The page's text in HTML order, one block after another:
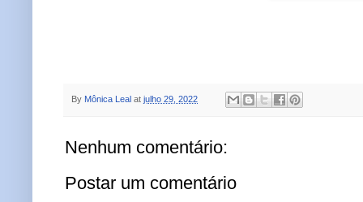
By Mônica Leal at julho 29, 2022
Nenhum comentário:
Postar um comentário